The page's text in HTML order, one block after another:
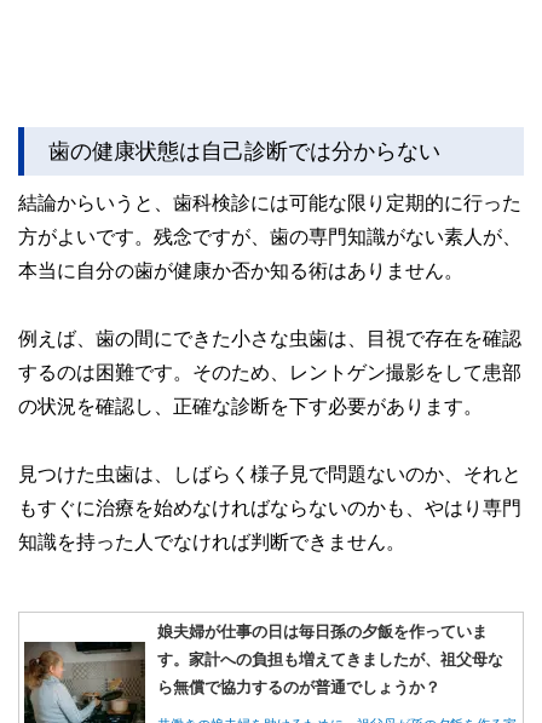
歯の健康状態は自己診断では分からない
結論からいうと、歯科検診には可能な限り定期的に行った
方がよいです。残念ですが、歯の専門知識がない素人が、
本当に自分の歯が健康か否か知る術はありません。
例えば、歯の間にできた小さな虫歯は、目視で存在を確認
するのは困難です。そのため、レントゲン撮影をして患部
の状況を確認し、正確な診断を下す必要があります。
見つけた虫歯は、しばらく様子見で問題ないのか、それと
もすぐに治療を始めなければならないのかも、やはり専門
知識を持った人でなければ判断できません。
娘夫婦が仕事の日は毎日孫の夕飯を作っていま
す。家計への負担も増えてきましたが、祖父母な
ら無償で協力するのが普通でしょうか？